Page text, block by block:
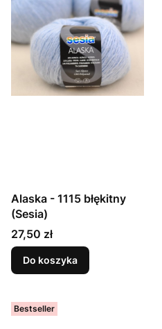
Alaska - 1115 błękitny
(Sesia)
Cena
27,50 zł
Do koszyka
Bestseller